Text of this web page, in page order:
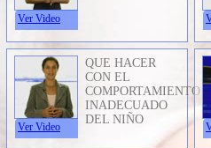
Ver Video
Ver Video
QUE HACER
CON EL
COMPORTAMIENTO
INADECUADO
DEL NIÑO